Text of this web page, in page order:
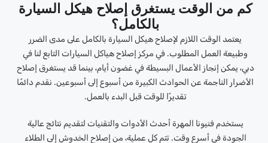
كم من الوقت يستغرق إصلاح هيكل السيارة
بالكامل؟
يعتمد الوقت اللازم لإصلاح هيكل السيارة بالكامل على مدى الضرر
وطبيعة العمل المطلوب. في مركز إصلاح هياكل السيارات التابع لنا في
دبي، يمكن إنجاز الأعمال البسيطة في غضون أيام، بينما قد يستغرق إصلاح
الأضرار الناجمة عن الحوادث الكبيرة من أسبوع إلى أسبوعين. نقدم دائمًا
تقديرًا للوقت قبل البدء بالعمل.
يستخدم فنيونا المهرة أحدث الأدوات والتقنيات لتقديم نتائج عالية
الجودة في أسرع وقت. تتم كل عملية، من إصلاح الخدوش إلى الطلاء